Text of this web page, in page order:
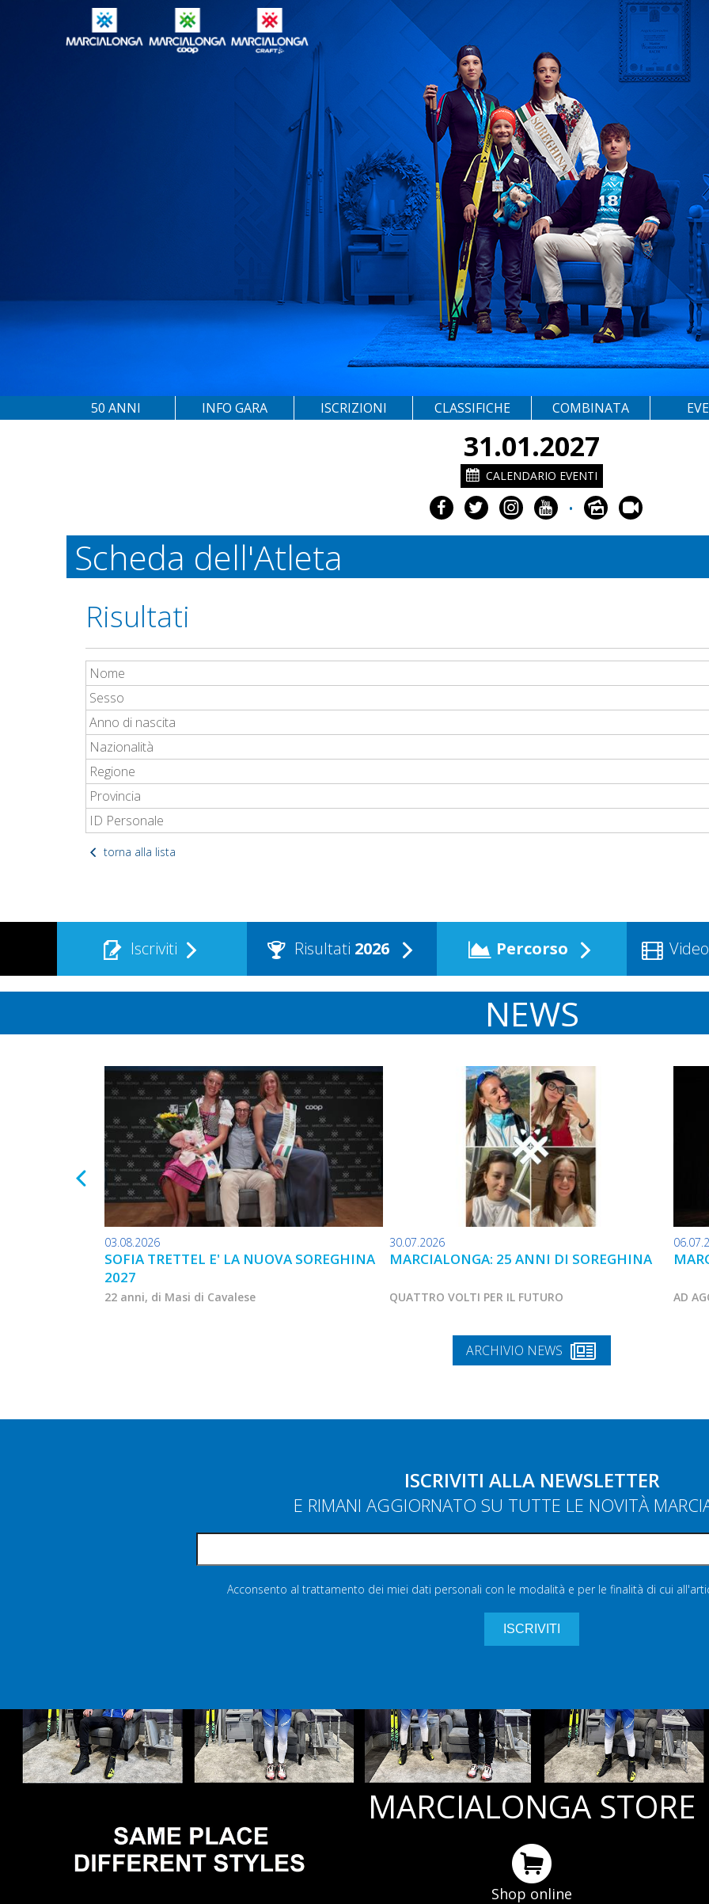
50 ANNI INFO GARA ISCRIZIONI CLASSIFICHE COMBINATA
31.01.2027
CALENDARIO EVENTI
•
Scheda dell'Atleta
Risultati
Nome
Sesso
Anno di nascita
Nazionalità
Regione
Provincia
ID Personale
torna alla lista
Iscriviti Risultati 2026 Percorso Video
NEWS
03.08.2026
SOFIA TRETTEL E' LA NUOVA SOREGHINA
2027
22 anni, di Masi di Cavalese
30.07.2026
MARCIALONGA: 25 ANNI DI SOREGHINA
QUATTRO VOLTI PER IL FUTURO AD
ARCHIVIO NEWS
ISCRIVITI ALLA NEWSLETTER
E RIMANI AGGIORNATO SU TUTTE LE NOVITÀ
Acconsento al trattamento dei miei dati personali con le modalità e per le finalità di cui
MARCIALONGA STORE
Shop online